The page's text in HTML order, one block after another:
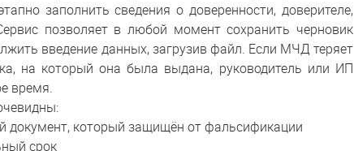
заполнить сведения о доверенности, доверителе,
позволяет в любой момент сохранить черновик
введение данных, загрузив файл. Если МЧД теряет
на который она была выдана, руководитель или ИП
время.
документ, который защищён от фальсификации
срок